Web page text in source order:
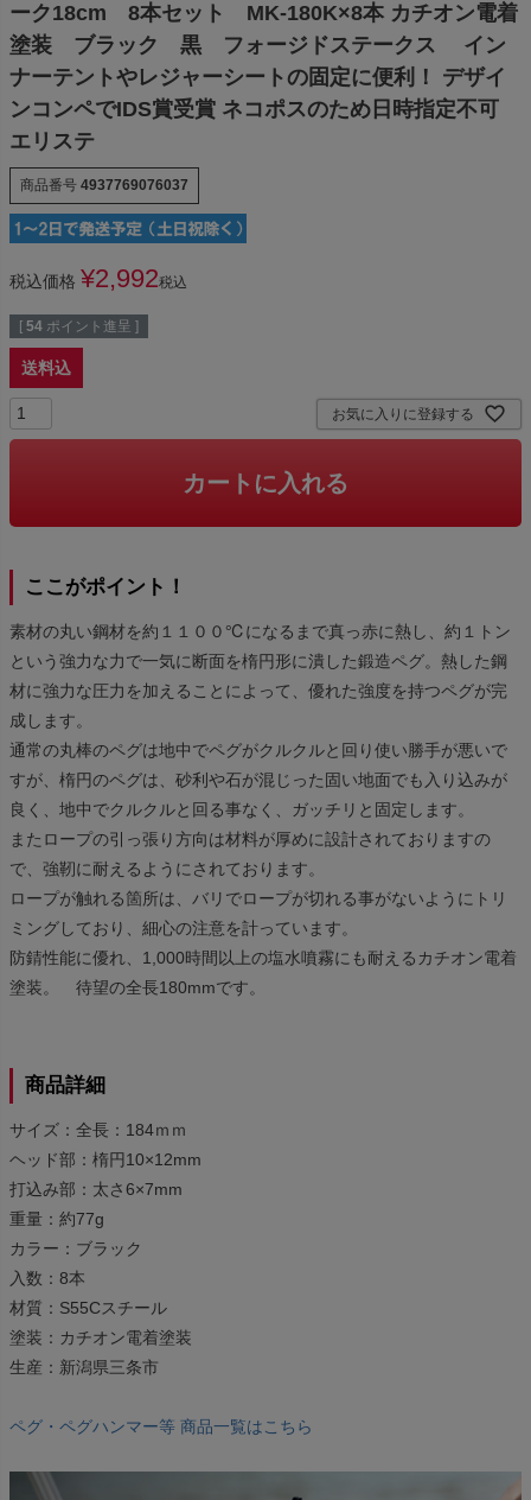
ーク18cm 8本セット MK-180K×8本 カチオン電着
塗装 ブラック 黒 フォージドステークス イン
ナーテントやレジャーシートの固定に便利！ デザイ
ンコンペでIDS賞受賞 ネコポスのため日時指定不可
エリステ
商品番号 4937769076037
税込価格 ¥2,992税込
[ 54 ポイント進呈 ]
送料込
お気に入りに登録する
カートに入れる
ここがポイント！
素材の丸い鋼材を約１１００℃になるまで真っ赤に熱し、約１トン
という強力な力で一気に断面を楕円形に潰した鍛造ペグ。熱した鋼
材に強力な圧力を加えることによって、優れた強度を持つペグが完
成します。
通常の丸棒のペグは地中でペグがクルクルと回り使い勝手が悪いで
すが、楕円のペグは、砂利や石が混じった固い地面でも入り込みが
良く、地中でクルクルと回る事なく、ガッチリと固定します。
またロープの引っ張り方向は材料が厚めに設計されておりますの
で、強靭に耐えるようにされております。
ロープが触れる箇所は、バリでロープが切れる事がないようにトリ
ミングしており、細心の注意を計っています。
防錆性能に優れ、1,000時間以上の塩水噴霧にも耐えるカチオン電着
塗装。 待望の全長180mmです。
商品詳細
サイズ：全長：184ｍｍ
ヘッド部：楕円10×12mm
打込み部：太さ6×7mm
重量：約77g
カラー：ブラック
入数：8本
材質：S55Cスチール
塗装：カチオン電着塗装
生産：新潟県三条市
ペグ・ペグハンマー等 商品一覧はこちら